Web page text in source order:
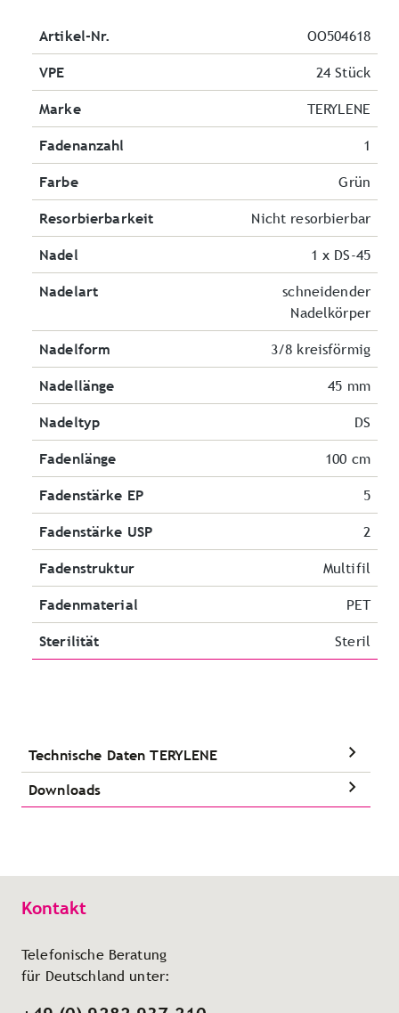
Artikel-Nr. OO504618
VPE 24 Stück
Marke TERYLENE
Fadenanzahl 1
Farbe Grün
Resorbierbarkeit Nicht resorbierbar
Nadel 1 x DS-45
Nadelart
schneidender
Nadelkörper
Nadelform 3/8 kreisförmig
Nadellänge 45 mm
Nadeltyp DS
Fadenlänge 100 cm
Fadenstärke EP 5
Fadenstärke USP 2
Fadenstruktur Multifil
Fadenmaterial PET
Sterilität Steril
Technische Daten TERYLENE
Downloads
Kontakt
Telefonische Beratung
für Deutschland unter: